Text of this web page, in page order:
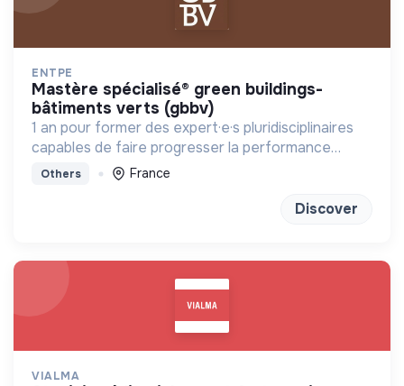
ENTPE
mastère spécialisé® green buildings-
bâtiments verts (gbbv)
1 an pour former des expert·e·s pluridisciplinaires
capables de faire progresser la performance
globale des constructions
Others France
Discover
VIALMA